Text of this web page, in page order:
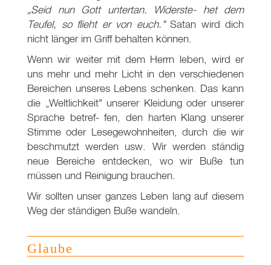
„Seid nun Gott untertan. Widerste- het dem
Teufel, so flieht er von euch." Satan wird dich
nicht länger im Griff behalten können.
Wenn wir weiter mit dem Herrn leben, wird er
uns mehr und mehr Licht in den verschiedenen
Bereichen unseres Lebens schenken. Das kann
die „Weltlichkeit" unserer Kleidung oder unserer
Sprache betref- fen, den harten Klang unserer
Stimme oder Lesegewohnheiten, durch die wir
beschmutzt werden usw. Wir werden ständig
neue Bereiche entdecken, wo wir Buße tun
müssen und Reinigung brauchen.
Wir sollten unser ganzes Leben lang auf diesem
Weg der ständigen Buße wandeln.
Glaube